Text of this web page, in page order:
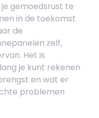
gemoedsrust te
in de toekomst
de
zelf,
Het is
je kunt rekenen
en wat er
problemen